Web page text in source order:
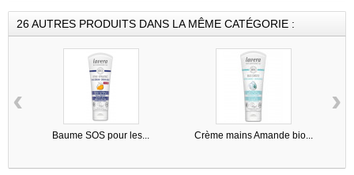
26 AUTRES PRODUITS DANS LA MÊME CATÉGORIE :
Baume SOS pour les... Crème mains Amande bio...
‹ ›